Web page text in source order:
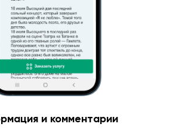
и комментарии